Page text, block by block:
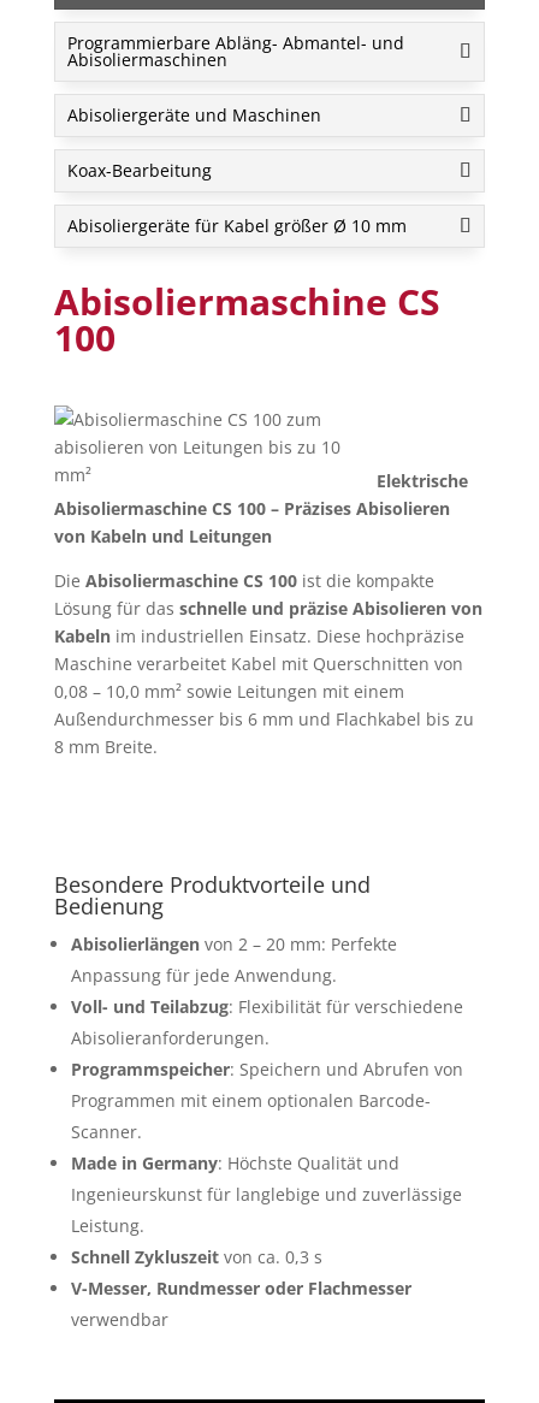
Programmierbare Abläng- Abmantel- und
Abisoliermaschinen
Abisoliergeräte und Maschinen
Koax-Bearbeitung
Abisoliergeräte für Kabel größer Ø 10 mm
Abisoliermaschine CS
100
Elektrische
Abisoliermaschine CS 100 – Präzises Abisolieren
von Kabeln und Leitungen
Die Abisoliermaschine CS 100ist die kompakte
Lösung für das schnelle und präzise Abisolieren von
Kabelnim industriellen Einsatz. Diese hochpräzise
Maschine verarbeitet Kabel mit Querschnitten von
0,08 – 10,0 mm² sowie Leitungen mit einem
Außendurchmesser bis 6 mm und Flachkabel bis zu
8 mm Breite.
Besondere Produktvorteile und
Bedienung
Abisolierlängenvon 2 – 20 mm: Perfekte
Anpassung für jede Anwendung.
Voll- und Teilabzug: Flexibilität für verschiedene
Abisolieranforderungen.
Programmspeicher: Speichern und Abrufen von
Programmen mit einem optionalen Barcode-
Scanner.
Made in Germany: Höchste Qualität und
Ingenieurskunst für langlebige und zuverlässige
Leistung.
Schnell Zykluszeit von ca. 0,3 s
V-Messer, Rundmesser oder Flachmesser
verwendbar